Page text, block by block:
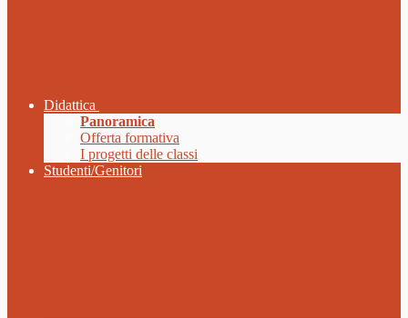
Didattica
Panoramica
Offerta formativa
I progetti delle classi
Studenti/Genitori